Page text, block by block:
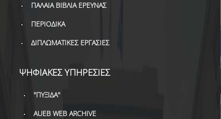
ΠΑΛΑΙΑ ΒΙΒΛΙΑ ΕΡΕΥΝΑΣ
ΠΕΡΙΟΔΙΚΑ
ΔΙΠΛΩΜΑΤΙΚΕΣ ΕΡΓΑΣΙΕΣ
ΨΗΦΙΑΚΕΣ ΥΠΗΡΕΣΙΕΣ
"ΠΥΞΙΔΑ"
AUEB WEB ARCHIVE